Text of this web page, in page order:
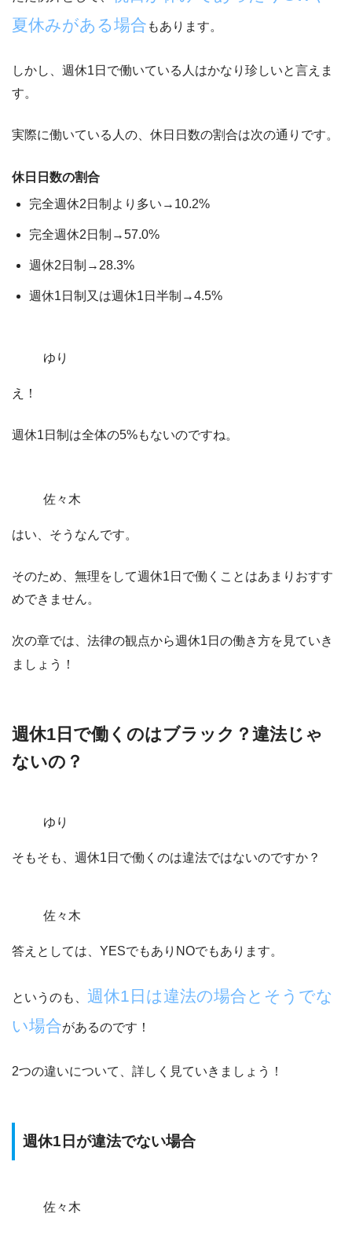
夏休みがある場合 もあります。
しかし、 週休1日で働いている人はかなり珍しいと言えま
す。
実際に働いている人の、休日日数の割合は次の通りです。
休日日数の割合
完全週休2日制より多い→10.2%
完全週休2日制→57.0%
週休2日制→28.3%
週休1日制又は週休1日半制→4.5%
ゆり
え！
週休1日制は全体の5%もないのですね。
佐々木
はい、そうなんです。
そのため、 無理をして週休1日で働くことはあまりおすす
めできません。
次の章では、法律の観点から週休1日の働き方を見ていき
ましょう！
週休1日で働くのはブラック？違法じゃ
ないの？
ゆり
そもそも、週休1日で働くのは違法ではないのですか？
佐々木
答えとしては、YESでもありNOでもあります。
というのも、 週休1日は違法の場合とそうでな
い場合があるのです！
2つの違いについて、詳しく見ていきましょう！
週休1日が違法でない場合
佐々木